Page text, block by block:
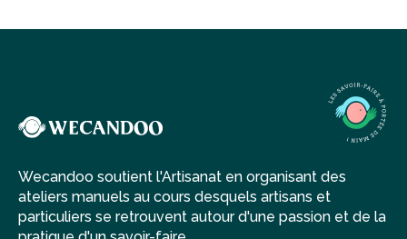
Wecandoo soutient l'Artisanat en organisant des
ateliers manuels au cours desquels artisans et
particuliers se retrouvent autour d'une passion et de la